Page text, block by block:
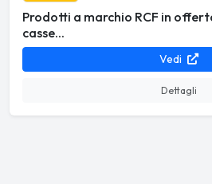
Prodotti a marchio RCF in
casse...
Vedi
Dettagli